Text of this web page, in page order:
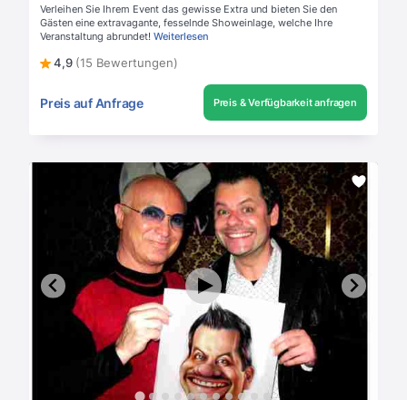
Verleihen Sie Ihrem Event das gewisse Extra und bieten Sie den
Gästen eine extravagante, fesselnde Showeinlage, welche Ihre
Veranstaltung abrundet! Weiterlesen
4,9 (15 Bewertungen)
Preis auf Anfrage Preis & Verfügbarkeit anfragen